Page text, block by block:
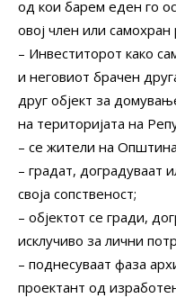
од кои барем еден го
овој член или самохран
– Инвеститорот како
и неговиот брачен
друг објект за
на територијата на
– се жители на
– градат, доградуваат
своја сопственост;
– објектот се гради,
исклучиво за лични
– поднесуваат фаза
проектант од